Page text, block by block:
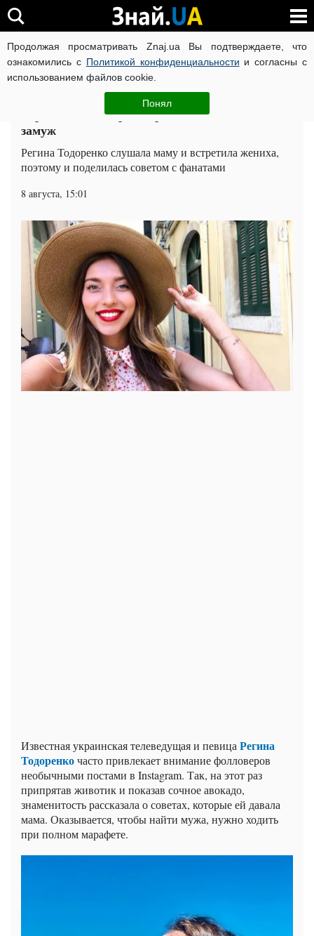
Продолжая просматривать Znaj.ua Вы подтверждаете, что
ознакомились с Политикой конфиденциальности и согласны с
использованием файлов cookie.
Понял
ВОЙНА РОССИИ ПРОТИВ УКРАИНЫ КОРОНАВИРУС В
Шоу-бизнес ЧИТАТИ УКРАЇНСЬКОЮ
Беременная Тодоренко рассказала, как выйти
замуж
Регина Тодоренко слушала маму и встретила жениха,
поэтому и поделилась советом с фанатами
8 августа, 15:01
Известная украинская телеведущая и певица Регина
Тодоренкочасто привлекает внимание фолловеров
необычными постами в Instagram. Так, на этот раз
припрятав животик и показав сочное авокадо,
знаменитость рассказала о советах, которые ей давала
мама. Оказывается, чтобы найти мужа, нужно ходить
при полном марафете.